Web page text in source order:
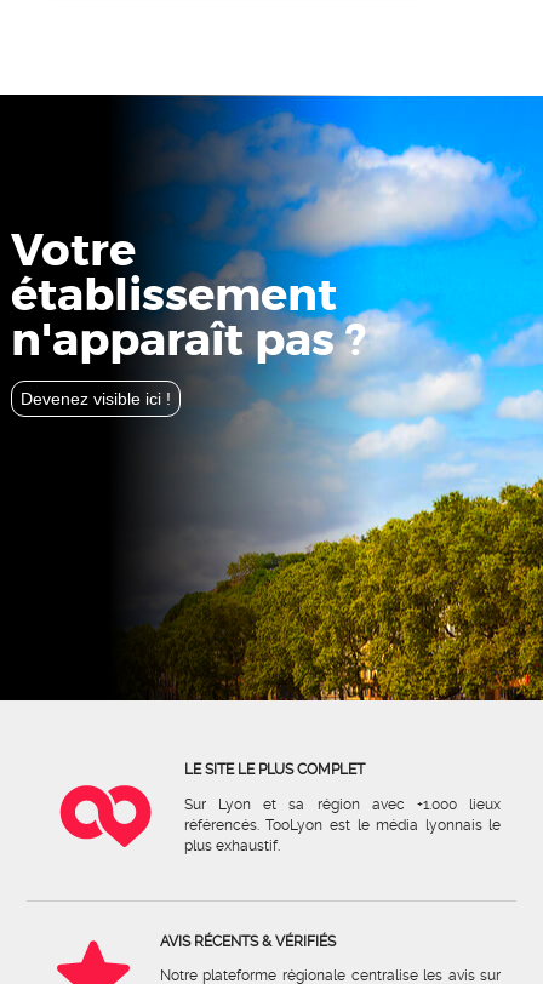
Votre
établissement
n'apparaît pas ?
Devenez visible ici !
LE SITE LE PLUS COMPLET
Sur Lyon et sa région avec +1.000 lieux
référencés. TooLyon est le média lyonnais le
plus exhaustif.
AVIS RÉCENTS & VÉRIFIÉS
Notre plateforme régionale centralise les avis sur